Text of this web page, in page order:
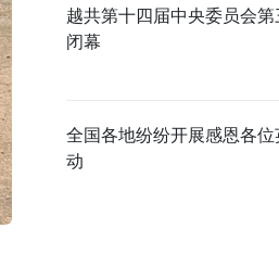
越共第十四届中央委员会
闭幕
全国各地纷纷开展感恩各
动